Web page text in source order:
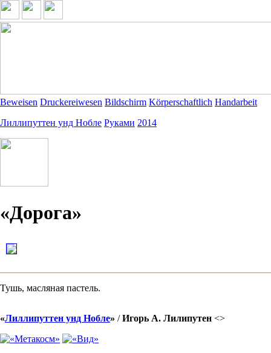
Beweisen Druckereiwesen Bildschirm Körperschaftlich Handarbeit
Лиллипуттен унд Нобле Руками 2014
«Дорога»
Тушь, масляная пастель.
«Лиллипуттен унд Нобле» /Игорь А. Лилипутен <>